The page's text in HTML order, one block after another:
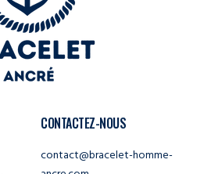
CONTACTEZ-NOUS
contact@bracelet-homme-